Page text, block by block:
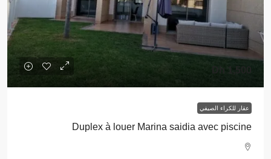
1,500 Dh
عقار للكراء الصيفي
Duplex à louer Marina saidia avec piscine